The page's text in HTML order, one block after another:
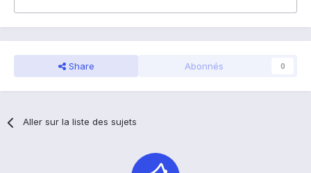
Share Abonnés 0
Aller sur la liste des sujets